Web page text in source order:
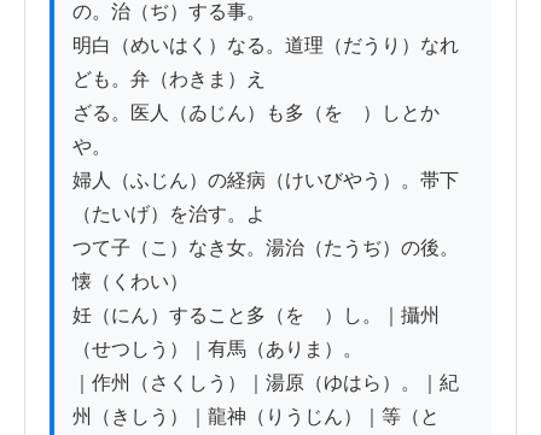
の。治（ぢ）する事。
明白（めいはく）なる。道理（だうり）なれ
ども。弁（わきま）え
ざる。医人（ゐじん）も多（をゝ）しとか
や。
婦人（ふじん）の経病（けいびやう）。帯下
（たいげ）を治す。よ
つて子（こ）なき女。湯治（たうぢ）の後。
懐（くわい）
妊（にん）すること多（をゝ）し。｜攝州
（せつしう）｜有馬（ありま）。
｜作州（さくしう）｜湯原（ゆはら）。｜紀
州（きしう）｜龍神（りうじん）｜等（と